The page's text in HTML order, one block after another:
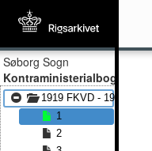
Søborg Sogn
Kontraministerialbog
1919 FKVD - 1942 FKVD
1
2